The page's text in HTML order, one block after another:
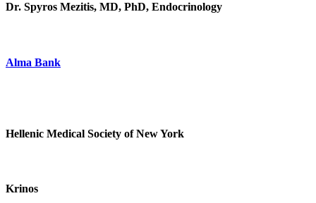
Dr. Spyros Mezitis, MD, PhD, Endocrinology
Alma Bank
Hellenic Medical Society of New York
Krinos